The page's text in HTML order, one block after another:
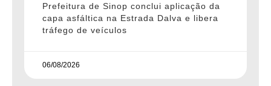
Prefeitura de Sinop conclui aplicação da
capa asfáltica na Estrada Dalva e libera
tráfego de veículos
06/08/2026